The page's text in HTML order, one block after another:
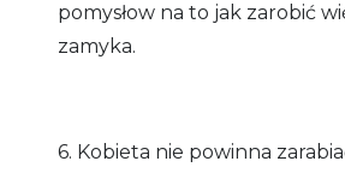
pomysłow na to jak zarobić
zamyka.
6. Kobieta nie powinna